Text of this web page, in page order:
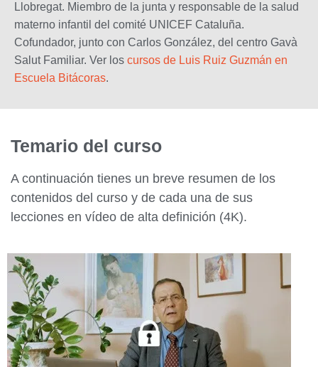
Llobregat. Miembro de la junta y responsable de la salud
materno infantil del comité UNICEF Cataluña.
Cofundador, junto con Carlos González, del centro Gavà
Salut Familiar. Ver los cursos de Luis Ruiz Guzmán en
Escuela Bitácoras.
Temario del curso
A continuación tienes un breve resumen de los
contenidos del curso y de cada una de sus
lecciones en vídeo de alta definición (4K).